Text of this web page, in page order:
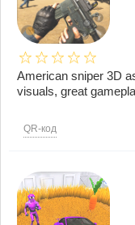
American sniper 3D
visuals, great
QR-код